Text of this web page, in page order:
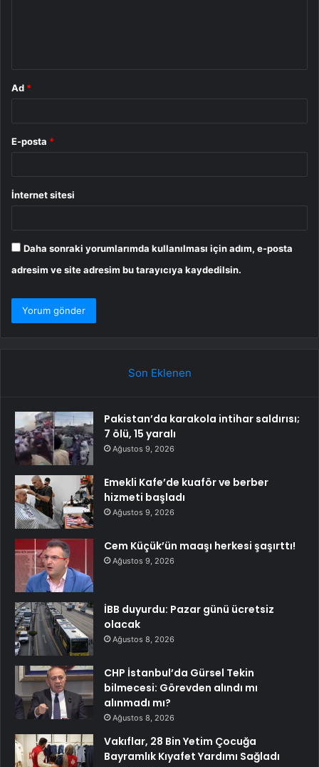
Ad *
E-posta *
İnternet sitesi
Daha sonraki yorumlarımda kullanılması için adım, e-posta
adresim ve site adresim bu tarayıcıya kaydedilsin.
Son Eklenen
Pakistan’da karakola intihar saldırısı;
7 ölü, 15 yaralı
Ağustos 9, 2026
Emekli Kafe’de kuaför ve berber
hizmeti başladı
Ağustos 9, 2026
Cem Küçük’ün maaşı herkesi şaşırttı!
Ağustos 9, 2026
İBB duyurdu: Pazar günü ücretsiz
olacak
Ağustos 8, 2026
CHP İstanbul’da Gürsel Tekin
bilmecesi: Görevden alındı mı
alınmadı mı?
Ağustos 8, 2026
Vakıflar, 28 Bin Yetim Çocuğa
Bayramlık Kıyafet Yardımı Sağladı